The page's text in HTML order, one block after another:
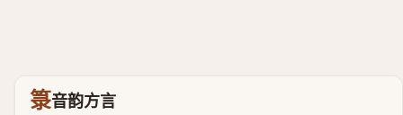
箓音韵方言